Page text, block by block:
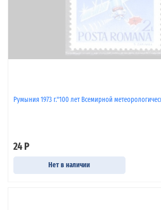
Румыния 1973 г."100 лет Всемирной
24 Р
Нет в наличии